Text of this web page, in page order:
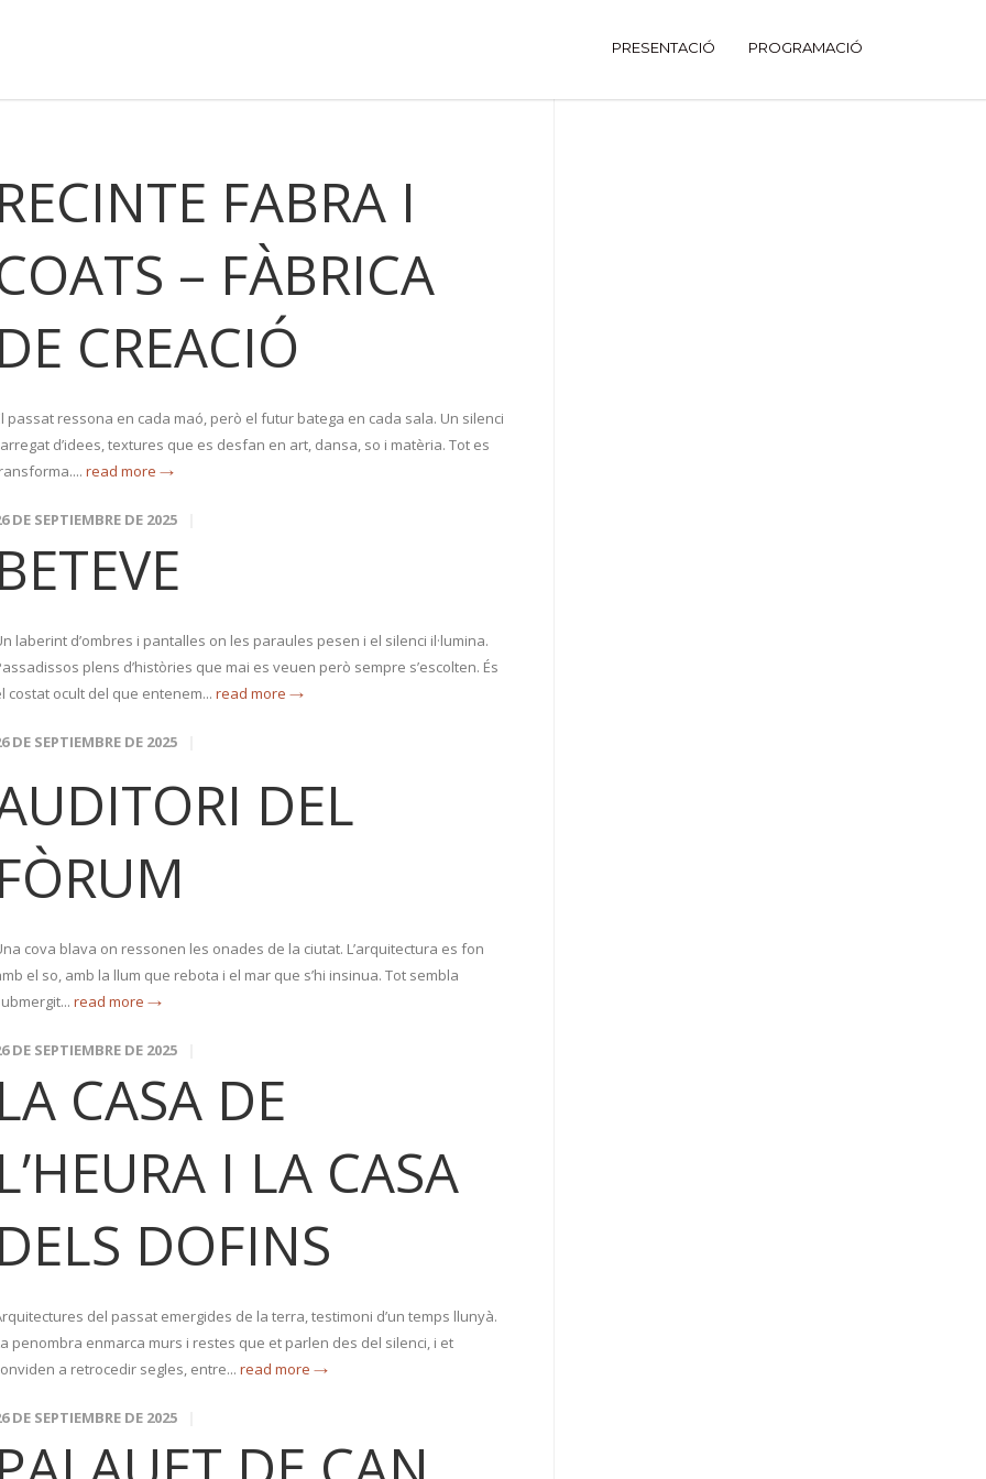
PRESENTACIÓ PROGRAMACIÓ
FABRA I
– FÀBRICA
CREACIÓ
passat ressona en cada maó, però el futur batega en cada sala. Un silenci
d’idees, textures que es desfan en art, dansa, so i matèria. Tot es
read more →
DE SEPTIEMBRE DE 2025
laberint d’ombres i pantalles on les paraules pesen i el silenci il·lumina.
plens d’històries que mai es veuen però sempre s’escolten. És
costat ocult del que entenem... read more →
DE SEPTIEMBRE DE 2025
DEL
cova blava on ressonen les onades de la ciutat. L’arquitectura es fon
el so, amb la llum que rebota i el mar que s’hi insinua. Tot sembla
read more →
DE SEPTIEMBRE DE 2025
CASA DE
I LA CASA
DOFINS
del passat emergides de la terra, testimoni d’un temps llunyà.
penombra enmarca murs i restes que et parlen des del silenci, i et
a retrocedir segles, entre... read more →
DE SEPTIEMBRE DE 2025